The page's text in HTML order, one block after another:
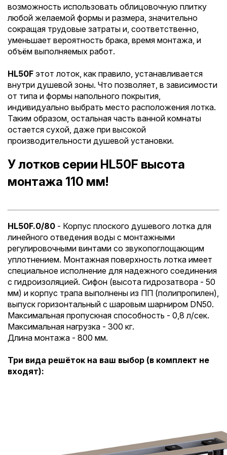
возможность использовать облицовочную плитку
любой желаемой формы и размера, значительно
сокращая трудовые затраты и, соответственно,
уменьшает вероятность брака, время монтажа, и
объём выполняемых работ.
HL50F этот лоток, как правило, устанавливается
внутри душевой зоны. Что позволяет, в зависимости
от типа и формы напольного покрытия,
индивидуально выбрать место расположения лотка.
Таким образом, остальная часть ванной комнаты
остается сухой, даже при высокой
производительности душевой установки.
У лотков серии HL50F высота
монтажа 110 мм!
HL50F.0/80 - Корпус плоского душевого лотка для
линейного отведения воды с монтажными
регулировочными винтами со звукопоглощающим
уплотнением. Монтажная поверхность лотка имеет
специальное исполнение для надежного соединения
с гидроизоляцией. Сифон (высота гидрозатвора - 50
мм) и корпус трапа выполнены из ПП (полипропилен),
выпуск горизонтальный с шаровым шарниром DN50.
Максимальная пропускная способность - 0,8 л/сек.
Максимальная нагрузка - 300 кг.
Длина монтажа - 800 мм.
Три вида решёток на ваш выбор (в комплект не
входят):